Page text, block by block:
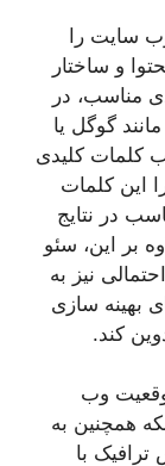
سایت را
و ساختار
مناسب، در
گوگل یا
کلمات کلیدی
این کلمات
در نتایج
بر این، سئو
نیز به
بهینه سازی
کند.
وب
همچنین به
با